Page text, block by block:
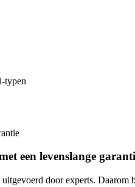
een levenslange
door experts.